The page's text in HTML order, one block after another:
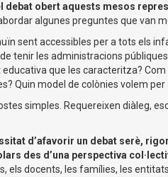
debat obert aquests mesos
algunes preguntes que van
sent accessibles per a tots els
tenir les administracions
que les caracteritza?
Quin model de colònies volem per
simples. Requereixen diàleg,
d’afavorir un debat serè,
des d’una perspectiva
els docents, les famílies, les